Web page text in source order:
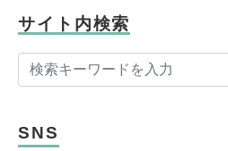
サイト内検索
検索
SNS